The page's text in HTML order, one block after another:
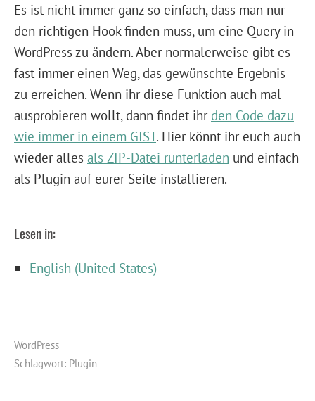
Es ist nicht immer ganz so einfach, dass man nur
den richtigen Hook finden muss, um eine Query in
WordPress zu ändern. Aber normalerweise gibt es
fast immer einen Weg, das gewünschte Ergebnis
zu erreichen. Wenn ihr diese Funktion auch mal
ausprobieren wollt, dann findet ihr den Code dazu
wie immer in einem GIST. Hier könnt ihr euch auch
wieder alles als ZIP-Datei runterladen und einfach
als Plugin auf eurer Seite installieren.
Lesen in:
English (United States)
WordPress
Schlagwort: Plugin